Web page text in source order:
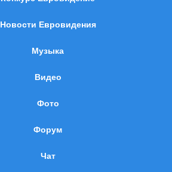
Новости Евровидения
Музыка
Видео
Фото
Форум
Чат